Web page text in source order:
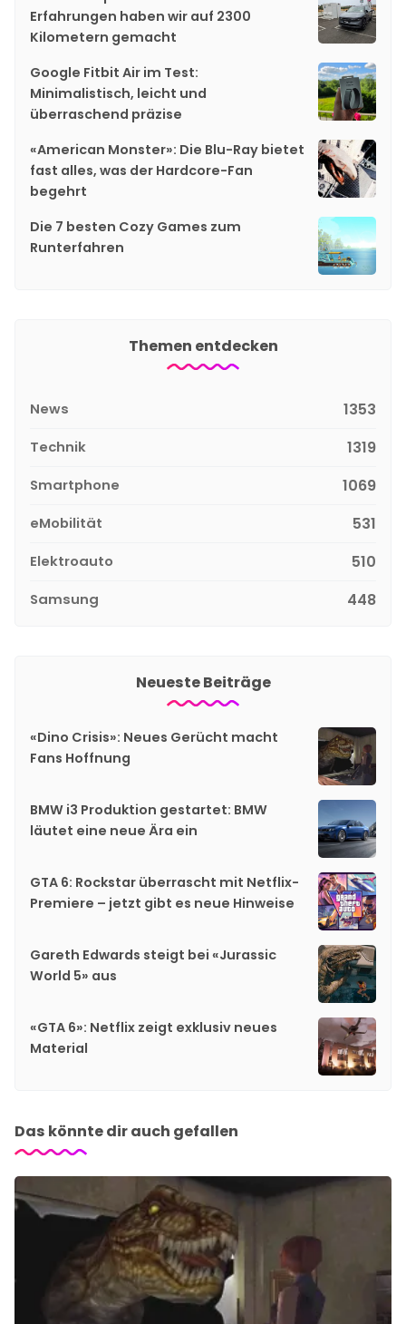
Erfahrungen haben wir auf 2300
Kilometern gemacht
Google Fitbit Air im Test:
Minimalistisch, leicht und
überraschend präzise
«American Monster»: Die Blu-Ray bietet
fast alles, was der Hardcore-Fan
begehrt
Die 7 besten Cozy Games zum
Runterfahren
Themen entdecken
News 1353
Technik 1319
Smartphone 1069
eMobilität 531
Elektroauto 510
Samsung 448
Neueste Beiträge
«Dino Crisis»: Neues Gerücht macht
Fans Hoffnung
BMW i3 Produktion gestartet: BMW
läutet eine neue Ära ein
GTA 6: Rockstar überrascht mit Netflix-
Premiere – jetzt gibt es neue Hinweise
Gareth Edwards steigt bei «Jurassic
World 5» aus
«GTA 6»: Netflix zeigt exklusiv neues
Material
Das könnte dir auch gefallen